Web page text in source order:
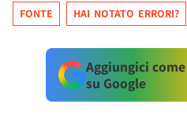
FONTE HAI NOTATO ERRORI?
Aggiungici
su Google